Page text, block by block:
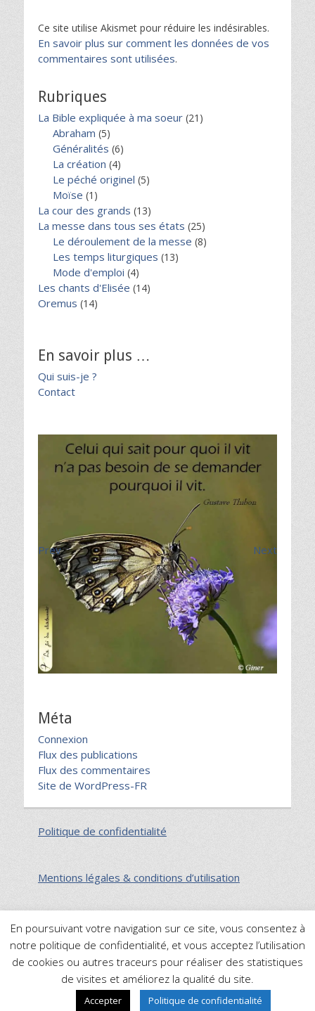
Ce site utilise Akismet pour réduire les indésirables.
En savoir plus sur comment les données de vos
commentaires sont utilisées.
Rubriques
La Bible expliquée à ma soeur (21)
Abraham (5)
Généralités (6)
La création (4)
Le péché originel (5)
Moïse (1)
La cour des grands (13)
La messe dans tous ses états (25)
Le déroulement de la messe (8)
Les temps liturgiques (13)
Mode d'emploi (4)
Les chants d'Elisée (14)
Oremus (14)
En savoir plus …
Qui suis-je ?
Contact
Prev Next
Méta
Connexion
Flux des publications
Flux des commentaires
Site de WordPress-FR
Politique de confidentialité
Mentions légales & conditions d’utilisation
Plan du site
La foi du charbonnier . All Rights
En poursuivant votre navigation sur ce site, vous consentez à
notre politique de confidentialité, et vous acceptez l’utilisation
de cookies ou autres traceurs pour réaliser des statistiques
de visites et améliorez la qualité du site.
Accepter Politique de confidentialité